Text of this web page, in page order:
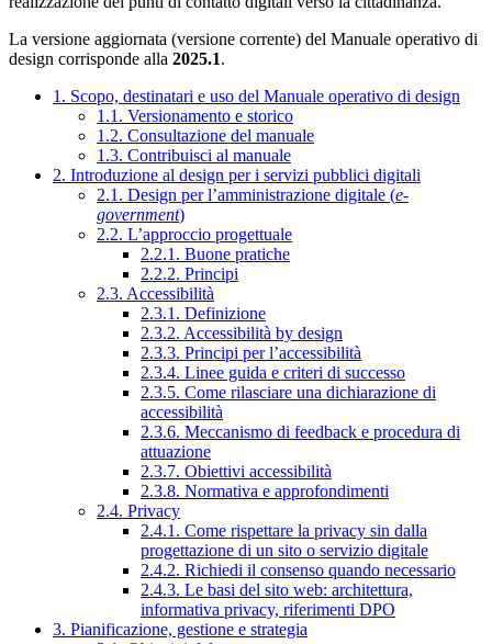
La versione aggiornata (versione corrente) del Manuale operativo di
design corrisponde alla 2025.1.
1. Scopo, destinatari e uso del Manuale operativo di design
1.1. Versionamento e storico
1.2. Consultazione del manuale
1.3. Contribuisci al manuale
2. Introduzione al design per i servizi pubblici digitali
2.1. Design per l’amministrazione digitale (e-
government)
2.2. L’approccio progettuale
2.2.1. Buone pratiche
2.2.2. Principi
2.3. Accessibilità
2.3.1. Definizione
2.3.2. Accessibilità by design
2.3.3. Principi per l’accessibilità
2.3.4. Linee guida e criteri di successo
2.3.5. Come rilasciare una dichiarazione di
accessibilità
2.3.6. Meccanismo di feedback e procedura di
attuazione
2.3.7. Obiettivi accessibilità
2.3.8. Normativa e approfondimenti
2.4. Privacy
2.4.1. Come rispettare la privacy sin dalla
progettazione di un sito o servizio digitale
2.4.2. Richiedi il consenso quando necessario
2.4.3. Le basi del sito web: architettura,
informativa privacy, riferimenti DPO
3. Pianificazione, gestione e strategia